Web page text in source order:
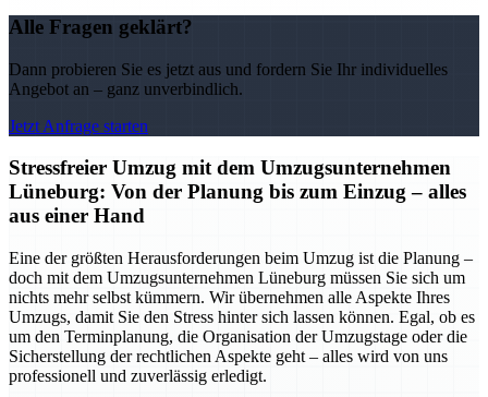
Alle Fragen geklärt?
Dann probieren Sie es jetzt aus und fordern Sie Ihr individuelles
Angebot an – ganz unverbindlich.
Jetzt Anfrage starten
Stressfreier Umzug mit dem Umzugsunternehmen
Lüneburg: Von der Planung bis zum Einzug – alles
aus einer Hand
Eine der größten Herausforderungen beim Umzug ist die Planung –
doch mit dem Umzugsunternehmen Lüneburg müssen Sie sich um
nichts mehr selbst kümmern. Wir übernehmen alle Aspekte Ihres
Umzugs, damit Sie den Stress hinter sich lassen können. Egal, ob es
um den Terminplanung, die Organisation der Umzugstage oder die
Sicherstellung der rechtlichen Aspekte geht – alles wird von uns
professionell und zuverlässig erledigt.